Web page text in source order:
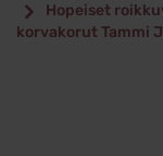
Hopeiset
korvakorut Tammi